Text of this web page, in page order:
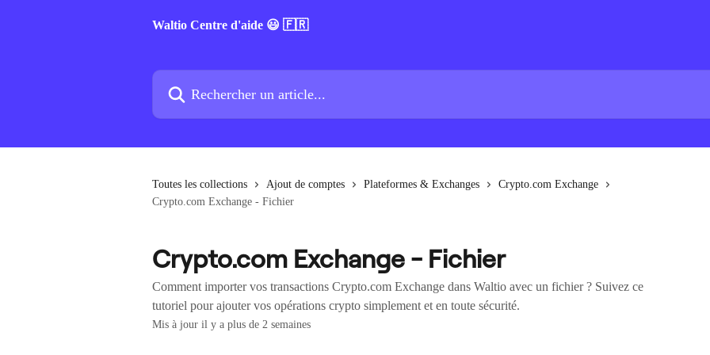
Waltio Centre d'aide 😃 🇫🇷
Rechercher un article...
Toutes les collections Ajout de comptes Plateformes & Exchanges
Crypto.com Exchange
Crypto.com Exchange - Fichier
Crypto.com Exchange - Fichier
Comment importer vos transactions Crypto.com Exchange dans Waltio avec un fichier ? Suivez ce
tutoriel pour ajouter vos opérations crypto simplement et en toute sécurité.
Mis à jour il y a plus de 2 semaines